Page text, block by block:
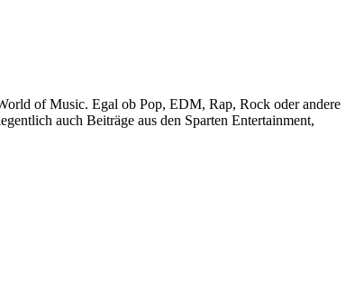
of Music. Egal ob Pop, EDM, Rap, Rock oder andere
auch Beiträge aus den Sparten Entertainment,